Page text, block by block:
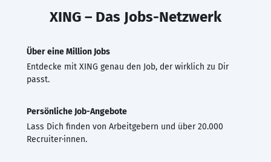
XING – Das Jobs-Netzwerk
Über eine Million Jobs
Entdecke mit XING genau den Job, der wirklich zu Dir
passt.
Persönliche Job-Angebote
Lass Dich finden von Arbeitgebern und über 20.000
Recruiter·innen.